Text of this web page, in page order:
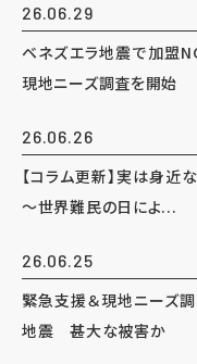
26.06.29
ベネズエラ地震で加盟
現地ニーズ調査を開始
26.06.26
【コラム更新】実は身近
～世界難民の日によ...
26.06.25
緊急支援＆現地ニーズ
地震 甚大な被害か